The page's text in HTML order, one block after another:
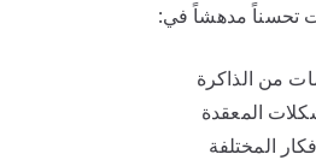
تحسناً مدهشاً في:
من الذاكرة
المعقدة
المختلفة